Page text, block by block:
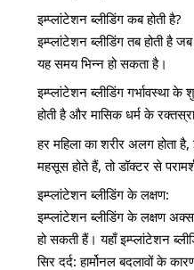
इम्प्लांटेशन ब्लीडिंग कब होती है?
इम्प्लांटेशन ब्लीडिंग तब होती है
यह समय भिन्न हो सकता है।
इम्प्लांटेशन ब्लीडिंग गर्भावस्था
होती है और मासिक धर्म के
हर महिला का शरीर अलग होता
महसूस होते हैं, तो डॉक्टर से
इम्प्लांटेशन ब्लीडिंग के लक्षण:
इम्प्लांटेशन ब्लीडिंग के लक्षण
हो सकती हैं। यहाँ इम्प्लांटेशन
सिर दर्द: हार्मोनल बदलावों के